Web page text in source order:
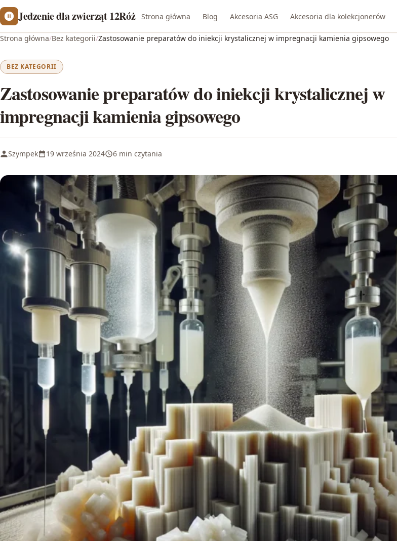
Jedzenie dla zwierząt 12Róż Strona główna Blog Akcesoria ASG Akcesoria dla kolekcjonerów
Strona główna/Bez kategorii/Zastosowanie preparatów do iniekcji krystalicznej w impregnacji kamienia gipsowego
BEZ KATEGORII
Zastosowanie preparatów do iniekcji krystalicznej w
impregnacji kamienia gipsowego
Szympek 19 września 2024 6 min czytania